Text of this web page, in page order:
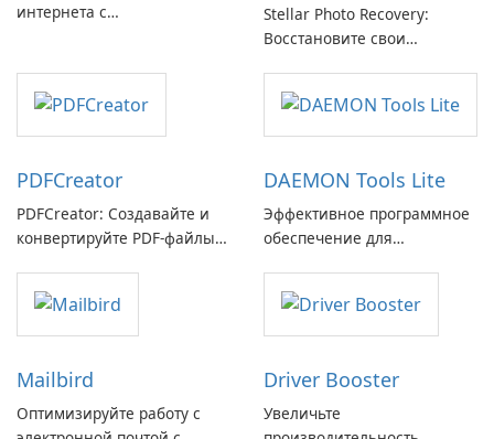
интернета с
Stellar Photo Recovery:
Восстановите свои
с легкостью
PDFCreator
PDFCreator: Создавайте и
конвертируйте PDF-файлы с
DAEMON Tools Lite
Эффективное программное
обеспечение для
Mailbird
Оптимизируйте работу с
Driver Booster
Увеличьте